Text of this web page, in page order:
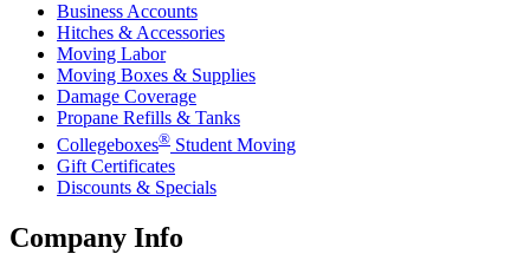
Business Accounts
Hitches & Accessories
Moving Labor
Moving Boxes & Supplies
Damage Coverage
Propane Refills & Tanks
Collegeboxes® Student Moving
Gift Certificates
Discounts & Specials
Company Info